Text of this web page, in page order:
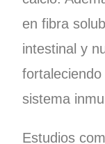
en fibra
intestinal y
sistema
Estudios